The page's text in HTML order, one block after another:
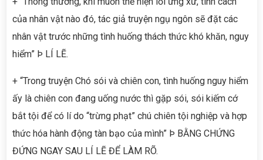
của nhân vật nào đó, tác giả truyện ngụ ngôn sẽ đặt các
nhân vật trước những tình huống thách thức khó khăn, nguy
hiểm” Þ LÍ LẼ.
+ “Trong truyện Chó sói và chiên con, tình huống nguy hiểm
ấy là chiên con đang uống nước thì gặp sói, sói kiếm cớ
bắt tội để có lí do “trừng phạt” chú chiên tội nghiệp và hợp
thức hóa hành động tàn bạo của mình” Þ BẰNG CHỨNG
ĐỨNG NGAY SAU LÍ LẼ ĐỂ LÀM RÕ.